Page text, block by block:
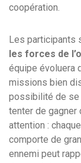
coopération.
Les participants
les forces de
équipe évoluera
missions bien
possibilité de se
tenter de
attention :
comporte de
ennemi peut